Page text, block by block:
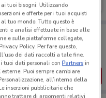
con te!
offerte dei negozi vicino a te,
lista del risparmio, comodamente
L’APP
tuoi bisogni: Utilizzando
e offerte per i tuoi acquisti
tuo mondo. Tutto questo è
e analisi effettuate in base alle
e sulle piattaforme collegate,
Policy. Per fare questo,
dei dati raccolti a tale fine.
i tuoi dati personali conPartnersin
Puoi sempre cambiare
all’interno della
inserzioni pubblicitarie che
trattare di argomenti relativi